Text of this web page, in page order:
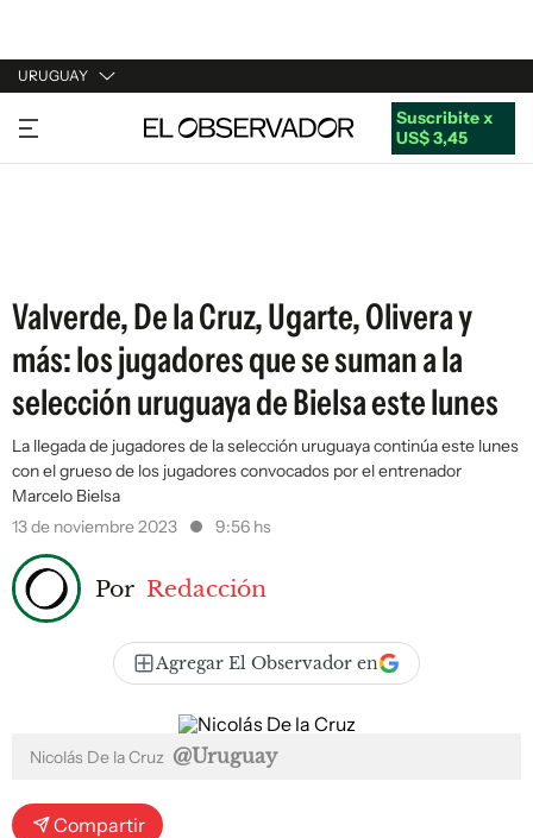
URUGUAY
URUGUAY
ARGENTINA
Suscribite x
US$ 3,45
Valverde, De la Cruz, Ugarte, Olivera y
más: los jugadores que se suman a la
selección uruguaya de Bielsa este lunes
La llegada de jugadores de la selección uruguaya continúa este lunes
con el grueso de los jugadores convocados por el entrenador
Marcelo Bielsa
13 de noviembre 2023
9:56 hs
Por Redacción
Agregar El Observador en
Nicolás De la Cruz @Uruguay
Compartir